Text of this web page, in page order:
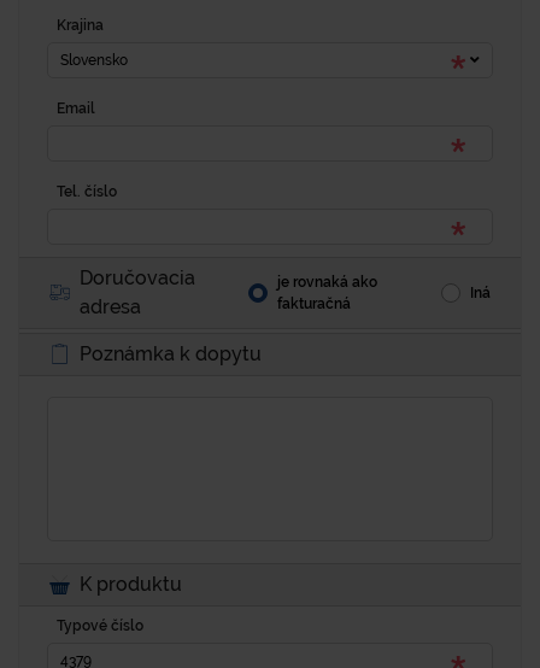
Krajina
Slovensko
Email
Tel. číslo
Doručovacia
adresa
je rovnaká ako
fakturačná
Iná
Poznámka k dopytu
K produktu
Typové číslo